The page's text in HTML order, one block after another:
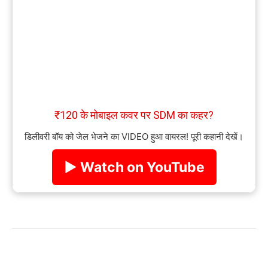
₹120 के मोबाइल कवर पर SDM का कहर?
डिलीवरी बॉय को जेल भेजने का VIDEO हुआ वायरल! पूरी कहानी देखें।
▶ Watch on YouTube